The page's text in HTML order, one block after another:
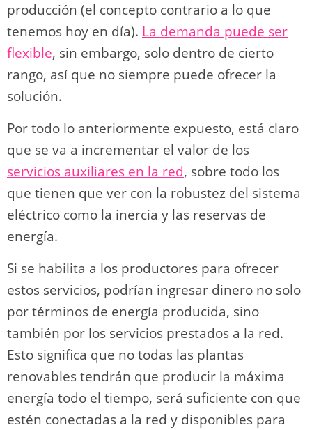
producción (el concepto contrario a lo que
tenemos hoy en día). La demanda puede ser
flexible, sin embargo, solo dentro de cierto
rango, así que no siempre puede ofrecer la
solución.
Por todo lo anteriormente expuesto, está claro
que se va a incrementar el valor de los
servicios auxiliares en la red, sobre todo los
que tienen que ver con la robustez del sistema
eléctrico como la inercia y las reservas de
energía.
Si se habilita a los productores para ofrecer
estos servicios, podrían ingresar dinero no solo
por términos de energía producida, sino
también por los servicios prestados a la red.
Esto significa que no todas las plantas
renovables tendrán que producir la máxima
energía todo el tiempo, será suficiente con que
estén conectadas a la red y disponibles para